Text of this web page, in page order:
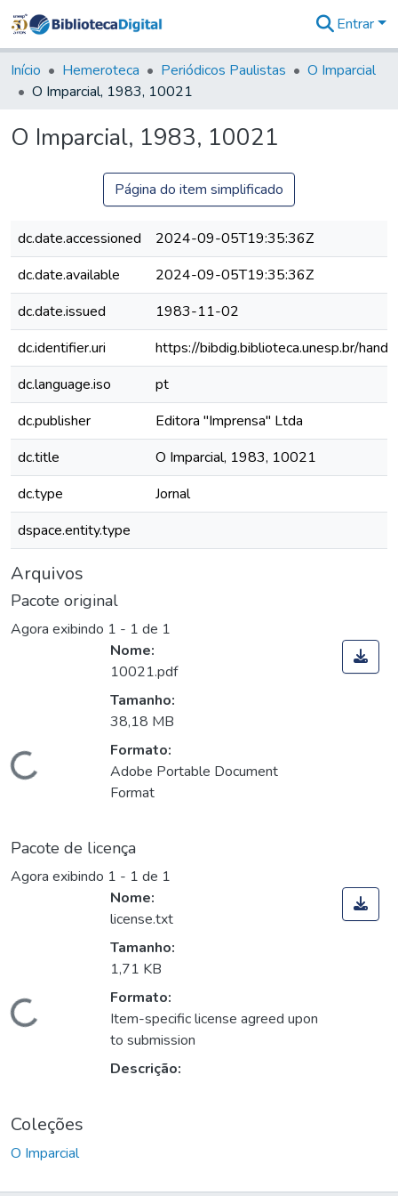
&
Coleções
Tudo na
Digital
Entrar
Início Hemeroteca Periódicos Paulistas
O Imparcial
O Imparcial, 1983, 10021
O Imparcial, 1983, 10021
Página do item simplificado
dc.date.accessioned
2024-09-05T19:35:36Z
dc.date.available
2024-09-05T19:35:36Z
dc.date.issued
1983-11-02
dc.identifier.uri
https://bibdig.biblioteca.unesp.br/
dc.language.iso
pt
dc.publisher
Editora "Imprensa" Ltda
dc.title
O Imparcial, 1983, 10021
dc.type
Jornal
dspace.entity.type
Arquivos
Pacote original
Agora exibindo 1 - 1 de 1
Carregando...
Nome:
10021.pdf
Tamanho:
38,18 MB
Formato:
Adobe Portable Document
Format
Pacote de licença
Agora exibindo 1 - 1 de 1
Carregando...
Nome:
license.txt
Tamanho:
1,71 KB
Formato:
Item-specific license agreed upon
to submission
Descrição:
Coleções
O Imparcial